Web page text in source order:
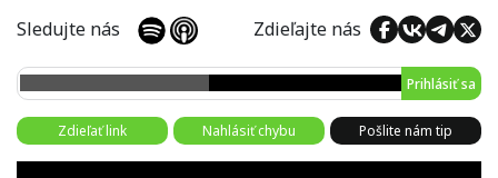
Sledujte nás Zdieľajte nás
Prihlásiť sa
Zdieľať link Nahlásiť chybu Pošlite nám tip